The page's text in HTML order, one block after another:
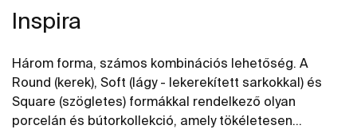
Inspira
Három forma, számos kombinációs lehetőség. A
Round (kerek), Soft (lágy - lekerekített sarkokkal) és
Square (szögletes) formákkal rendelkező olyan
porcelán és bútorkollekció, amely tökéletesen